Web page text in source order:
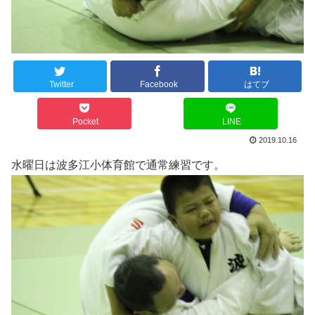
Twitter Facebook はてブ
Pocket LINE
2019.10.16
水曜日は波多江小体育館で通常練習です。